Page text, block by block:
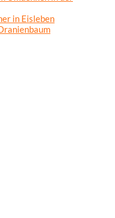
in Eisleben